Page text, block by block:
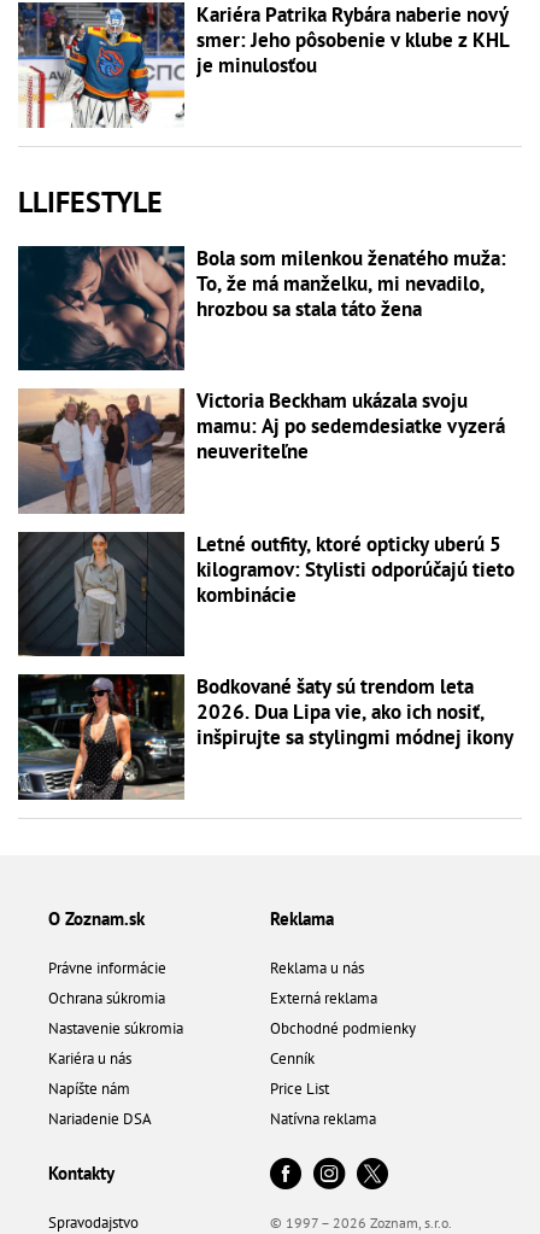
Kariéra Patrika Rybára naberie nový
smer: Jeho pôsobenie v klube z KHL
je minulosťou
LLIFESTYLE
Bola som milenkou ženatého muža:
To, že má manželku, mi nevadilo,
hrozbou sa stala táto žena
Victoria Beckham ukázala svoju
mamu: Aj po sedemdesiatke vyzerá
neuveriteľne
Letné outfity, ktoré opticky uberú 5
kilogramov: Stylisti odporúčajú tieto
kombinácie
Bodkované šaty sú trendom leta
2026. Dua Lipa vie, ako ich nosiť,
inšpirujte sa stylingmi módnej ikony
O Zoznam.sk
Právne informácie
Ochrana súkromia
Nastavenie súkromia
Kariéra u nás
Napíšte nám
Nariadenie DSA
Reklama
Reklama u nás
Externá reklama
Obchodné podmienky
Cenník
Price List
Natívna reklama
Kontakty
Spravodajstvo © 1997 – 2026 Zoznam, s.r.o.